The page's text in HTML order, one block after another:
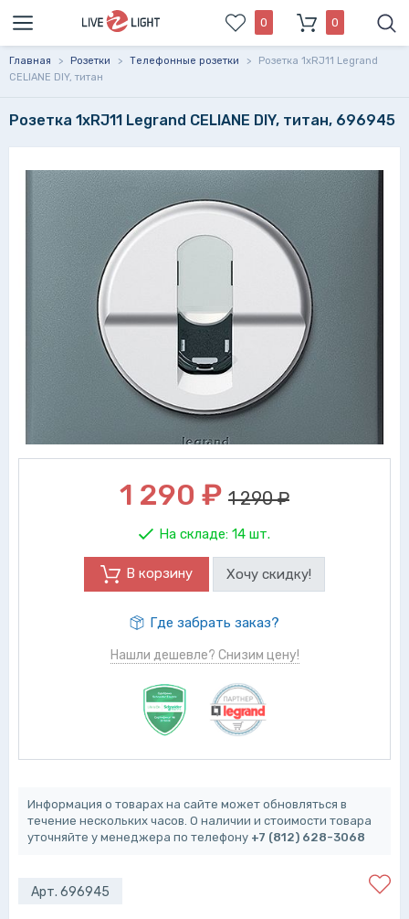
0 0
Главная > Розетки > Телефонные розетки >
Розетка 1xRJ11 Legrand
CELIANE DIY, титан
Розетка 1xRJ11 Legrand CELIANE DIY, титан, 696945
1 290 ₽ 1 290 ₽
На складе: 14 шт.
В корзину Хочу скидку!
Где забрать заказ?
Нашли дешевле? Снизим цену!
Информация о товарах на сайте может обновляться в
течение нескольких часов. О наличии и стоимости товара
уточняйте у менеджера по телефону +7 (812) 628-3068
Арт. 696945